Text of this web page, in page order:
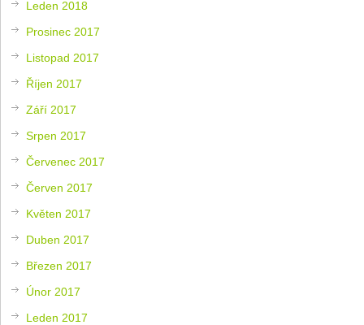
Leden 2018
Prosinec 2017
Listopad 2017
Říjen 2017
Září 2017
Srpen 2017
Červenec 2017
Červen 2017
Květen 2017
Duben 2017
Březen 2017
Únor 2017
Leden 2017